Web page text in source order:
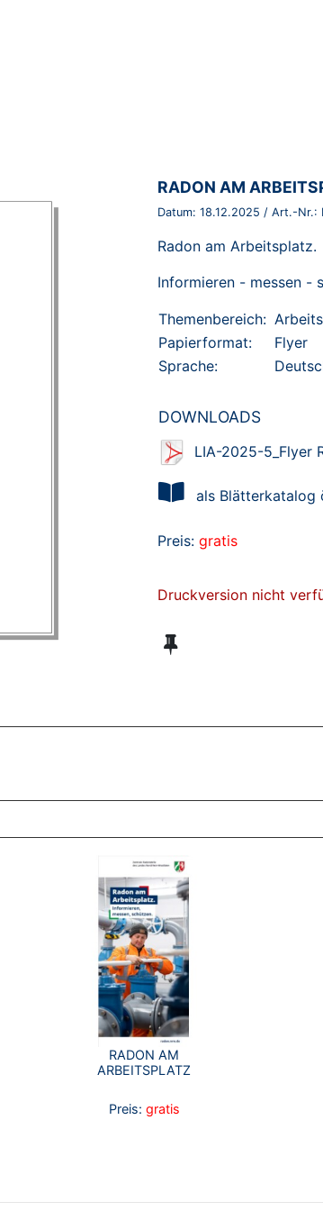
BROSCHÜRE:
RADON AM
Datum: 18.12.2025 / Art.-Nr.:
Radon am Arbeitsplatz.
Informieren - messen -
Themenbereich:
Papierformat:
Flyer
Sprache:
DOWNLOADS
LIA-2025-5_Flyer
als Blätterkatalog
Preis: gratis
Druckversion nicht
BROSCHÜREN
RADON AM
ARBEITSPLATZ
Preis: gratis